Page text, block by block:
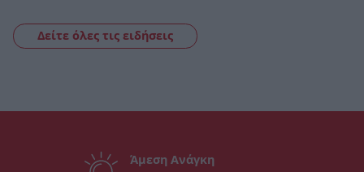
Δείτε όλες τις ειδήσεις
Άμεση Ανάγκη